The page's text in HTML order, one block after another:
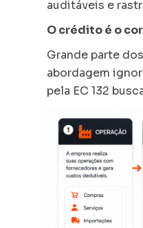
auditáveis e
O crédito é o
Grande parte
abordagem
pela EC 132